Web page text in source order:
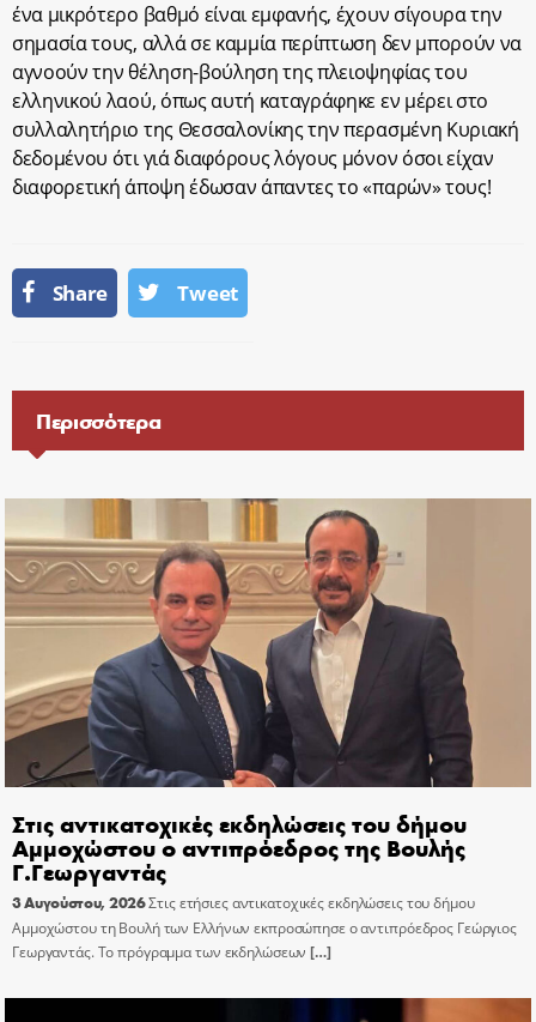
ένα μικρότερο βαθμό είναι εμφανής, έχουν σίγουρα την
σημασία τους, αλλά σε καμμία περίπτωση δεν μπορούν να
αγνοούν την θέληση-βούληση της πλειοψηφίας του
ελληνικού λαού, όπως αυτή καταγράφηκε εν μέρει στο
συλλαλητήριο της Θεσσαλονίκης την περασμένη Κυριακή
δεδομένου ότι γιά διαφόρους λόγους μόνον όσοι είχαν
διαφορετική άποψη έδωσαν άπαντες το «παρών» τους!
Share Tweet
Περισσότερα
Στις αντικατοχικές εκδηλώσεις του δήμου
Αμμοχώστου ο αντιπρόεδρος της Βουλής
Γ.Γεωργαντάς
3 Αυγούστου, 2026Στις ετήσιες αντικατοχικές εκδηλώσεις του δήμου
Αμμοχώστου τη Βουλή των Ελλήνων εκπροσώπησε ο αντιπρόεδρος Γεώργιος
Γεωργαντάς. Το πρόγραμμα των εκδηλώσεων […]